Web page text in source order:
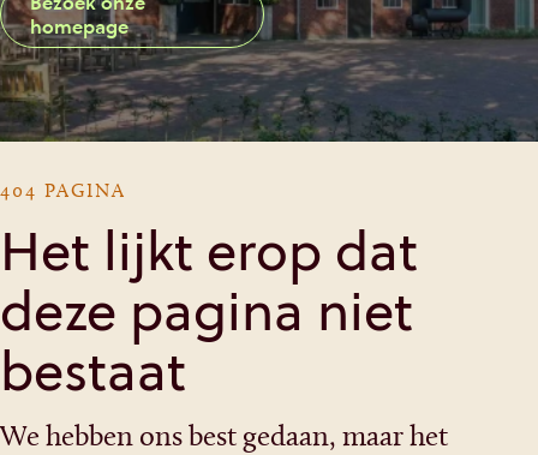
homepage
404 PAGINA
Het lijkt erop dat
deze pagina niet
bestaat
We hebben ons best gedaan, maar het